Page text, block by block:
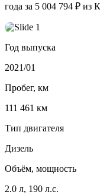
года за 5 004 794 ₽ из
Год выпуска
2021/01
Пробег, км
111 461 км
Тип двигателя
Дизель
Объём, мощность
2.0 л, 190 л.с.